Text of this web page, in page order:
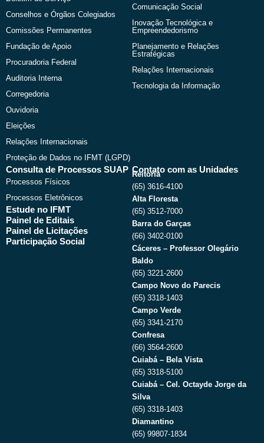
Conselhos e Órgãos Colegiados
Comissões Permanentes
Fundação de Apoio
Procuradoria Federal
Auditoria Interna
Corregedoria
Ouvidoria
Eleições
Relações Internacionais
Proteção de Dados no IFMT (LGPD)
Comunicação Social
Inovação Tecnológica e
Empreendedorismo
Planejamento e Relações
Estratégicas
Relações Internacionais
Tecnologia da Informação
Consulta de Processos SUAP
Processos Físicos
Processos Eletrônicos
Estude no IFMT
Painel de Editais
Painel de Licitações
Participação Social
Contato com as Unidades
Reitoria
(65) 3616-4100
Alta Floresta
(65) 3512-7000
Barra do Garças
(66) 3402-0100
Cáceres – Professor Olegário
Baldo
(65) 3221-2600
Campo Novo do Parecis
(65) 3318-1403
Campo Verde
(65) 3341-2170
Confresa
(66) 3564-2600
Cuiabá – Bela Vista
(65) 3318-5100
Cuiabá – Cel. Octayde Jorge da
Silva
(65) 3318-1403
Diamantino
(65) 99807-1834